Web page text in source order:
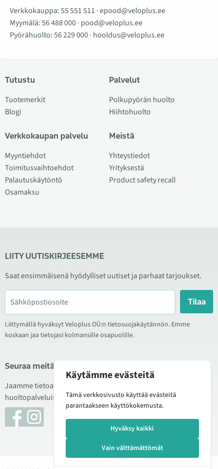
Verkkokauppa:55 551 511 ·epood@veloplus.ee
Myymälä:56 488 000· pood@veloplus.ee
Pyörähuolto:56 229 000· hooldus@veloplus.ee
Tutustu
Tuotemerkit
Blogi
Verkkokaupan palvelu
Myyntiehdot
Toimitusvaihtoehdot
Palautuskäytöntö
Osamaksu
Palvelut
Polkupyörän huolto
Hiihtohuolto
Meistä
Yhteystiedot
Yrityksestä
Product safety recall
LIITY UUTISKIRJEESEMME
Saat ensimmäisenä hyödylliset uutiset ja parhaat tarjoukset.
Tilaa
Liittymällä hyväksyt Veloplus OÜ:n tietosuojakäytännön. Emme
koskaan jaa tietojasi kolmansille osapuolille.
Seuraa meitä sosiaalisessa mediassa
Jaamme tietoa hyvistä tarjouksista, uusista tuotteista ja
huoltopalveluista. Joskus julkaisemme myös tuote-esittelyjä.
Käytämme evästeitä
Tämä verkkosivusto käyttää evästeitä
parantaakseen käyttökokemusta.
Hyväksy kaikki
Vain välttämättömät